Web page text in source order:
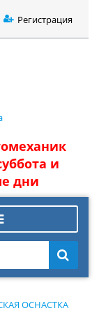
Регистрация
и
дни
ОСНАСТКА